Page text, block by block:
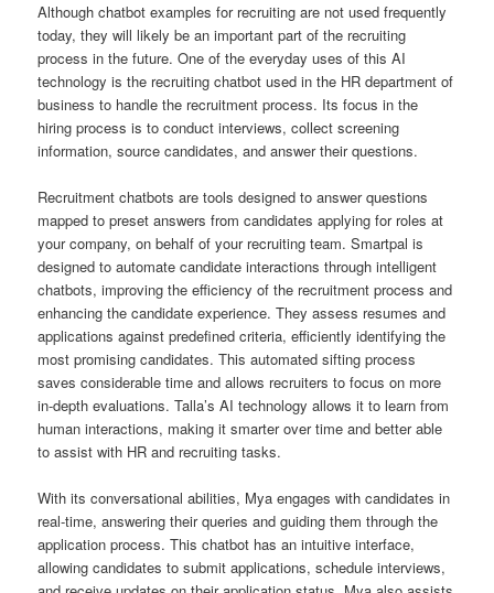
Although chatbot examples for recruiting are not used frequently
today, they will likely be an important part of the recruiting
process in the future. One of the everyday uses of this AI
technology is the recruiting chatbot used in the HR department of
business to handle the recruitment process. Its focus in the
hiring process is to conduct interviews, collect screening
information, source candidates, and answer their questions.
Recruitment chatbots are tools designed to answer questions
mapped to preset answers from candidates applying for roles at
your company, on behalf of your recruiting team. Smartpal is
designed to automate candidate interactions through intelligent
chatbots, improving the efficiency of the recruitment process and
enhancing the candidate experience. They assess resumes and
applications against predefined criteria, efficiently identifying the
most promising candidates. This automated sifting process
saves considerable time and allows recruiters to focus on more
in-depth evaluations. Talla’s AI technology allows it to learn from
human interactions, making it smarter over time and better able
to assist with HR and recruiting tasks.
With its conversational abilities, Mya engages with candidates in
real-time, answering their queries and guiding them through the
application process. This chatbot has an intuitive interface,
allowing candidates to submit applications, schedule interviews,